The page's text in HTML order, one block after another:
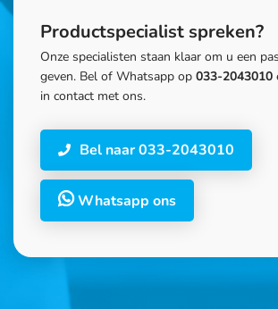
Productspecialist spreken?
Onze specialisten staan klaar om u een
geven. Bel of Whatsapp op 033-2043010
in contact met ons.
Bel naar 033-2043010
Whatsapp ons